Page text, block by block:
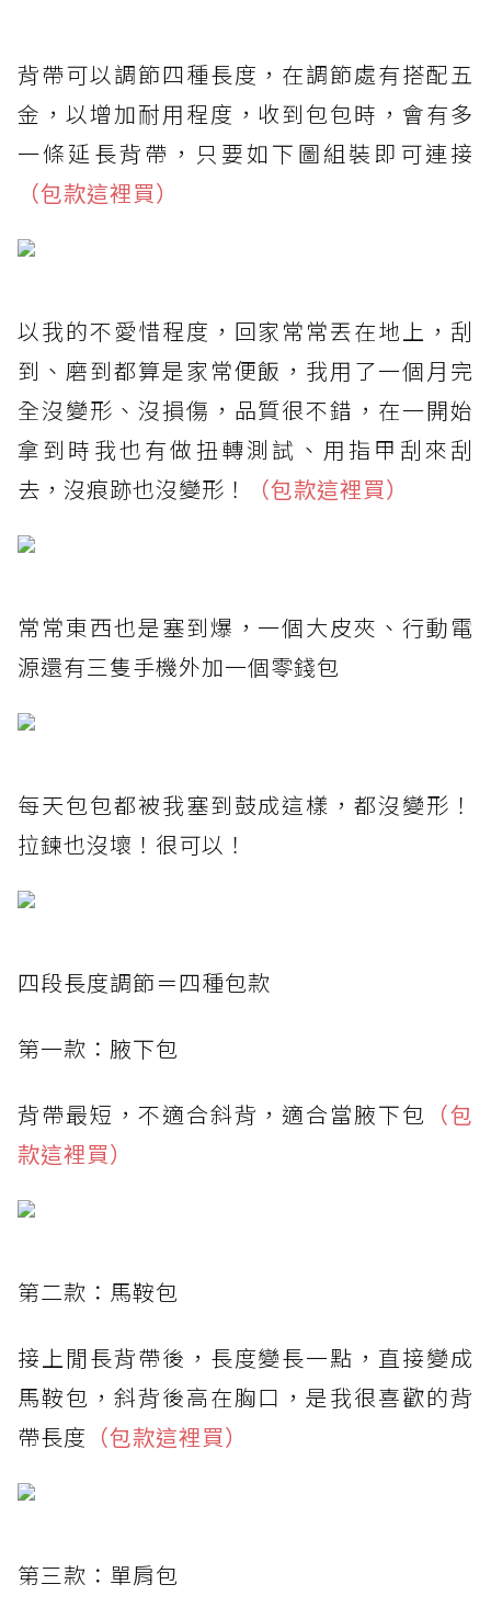
背帶可以調節四種長度，在調節處有搭配五
金，以增加耐用程度，收到包包時，會有多
一條延長背帶，只要如下圖組裝即可連接
（包款這裡買）
以我的不愛惜程度，回家常常丟在地上，刮
到、磨到都算是家常便飯，我用了一個月完
全沒變形、沒損傷，品質很不錯，在一開始
拿到時我也有做扭轉測試、用指甲刮來刮
去，沒痕跡也沒變形！
（包款這裡買）
常常東西也是塞到爆，一個大皮夾、行動電
源還有三隻手機外加一個零錢包
每天包包都被我塞到鼓成這樣，都沒變形！
拉鍊也沒壞！很可以！
四段長度調節＝四種包款
第一款：腋下包
背帶最短，不適合斜背，適合當腋下包 （包
款這裡買）
第二款：馬鞍包
接上閒長背帶後，長度變長一點，直接變成
馬鞍包，斜背後高在胸口，是我很喜歡的背
帶長度 （包款這裡買）
第三款：單肩包